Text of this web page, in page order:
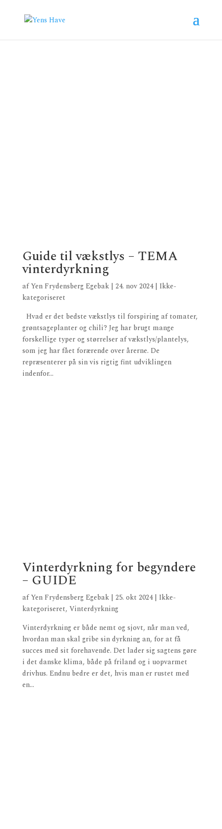
Guide til vækstlys – TEMA
vinterdyrkning
afYen Frydensberg Egebak| 24. nov 2024| Ikke-
kategoriseret
Hvad er det bedste vækstlys til forspiring af tomater,
grøntsageplanter og chili? Jeg har brugt mange
forskellige typer og størrelser af vækstlys/plantelys,
som jeg har fået forærende over årerne. De
repræsenterer på sin vis rigtig fint udviklingen
indenfor...
Vinterdyrkning for begyndere
– GUIDE
afYen Frydensberg Egebak| 25. okt 2024| Ikke-
kategoriseret, Vinterdyrkning
Vinterdyrkning er både nemt og sjovt, når man ved,
hvordan man skal gribe sin dyrkning an, for at få
succes med sit forehavende. Det lader sig sagtens gøre
i det danske klima, både på friland og i uopvarmet
drivhus. Endnu bedre er det, hvis man er rustet med
en...